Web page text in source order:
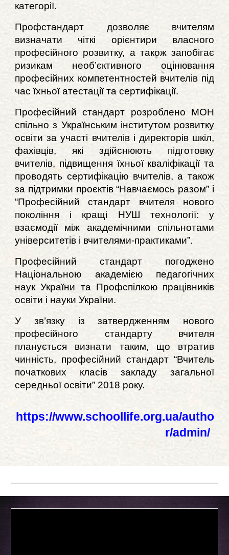
категорії.
Профстандарт дозволяє вчителям
визначати чіткі орієнтири власного
професійного розвитку, а також запобігає
ризикам необ’єктивного оцінювання
професійних компетентностей вчителів під
час їхньої атестації та сертифікації.
Професійний стандарт розроблено МОН
спільно з Українським інститутом розвитку
освіти за участі вчителів і директорів шкіл,
фахівців, які здійснюють підготовку
вчителів, підвищення їхньої кваліфікації та
проводять сертифікацію вчителів, а також
за підтримки проєктів “Навчаємось разом” і
“Професійний стандарт вчителя нового
покоління і кращі НУШ технології: у
взаємодії між академічними спільнотами
університетів і вчителями-практиками”.
Професійний стандарт погоджено
Національною академією педагогічних
наук України та Профспілкою працівників
освіти і науки України.
У зв’язку із затвердженням нового
професійного стандарту вчителя
планується визнати таким, що втратив
чинність, професійний стандарт “Вчитель
початкових класів закладу загальної
середньої освіти” 2018 року.
https://www.schoollife.org.ua/autho
r/admin/